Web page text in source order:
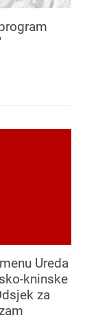
Ureda
kninske
za